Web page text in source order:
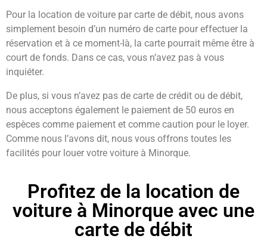
Pour la location de voiture par carte de débit, nous avons
simplement besoin d’un numéro de carte pour effectuer la
réservation et à ce moment-là, la carte pourrait même être à
court de fonds. Dans ce cas, vous n’avez pas à vous
inquiéter.
De plus, si vous n’avez pas de carte de crédit ou de débit,
nous acceptons également le paiement de 50 euros en
espèces comme paiement et comme caution pour le loyer.
Comme nous l’avons dit, nous vous offrons toutes les
facilités pour louer votre voiture à Minorque.
Profitez de la location de
voiture à Minorque avec une
carte de débit